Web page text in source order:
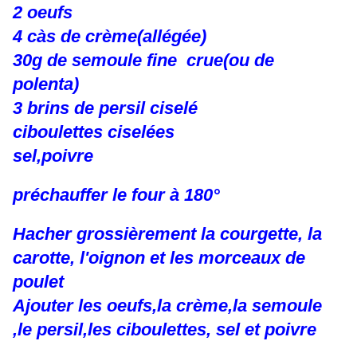
2 oeufs
4 càs de crème(allégée)
30g de semoule fine crue(ou de
polenta)
3 brins de persil ciselé
ciboulettes ciselées
sel,poivre
préchauffer le four à 180°
Hacher grossièrement la courgette, la
carotte, l'oignon et les morceaux de
poulet
Ajouter les oeufs,la crème,la semoule
,le persil,les ciboulettes, sel et poivre